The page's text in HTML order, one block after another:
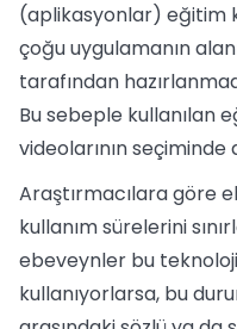
(aplikasyonlar) eğitim
çoğu uygulamanın
tarafından
Bu sebeple kullanılan
videolarının seçiminde
Araştırmacılara göre
kullanım sürelerini
ebeveynler bu
kullanıyorlarsa, bu